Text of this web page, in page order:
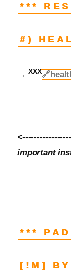
***
#)
→ XXX
important
*** PAD
[!M]